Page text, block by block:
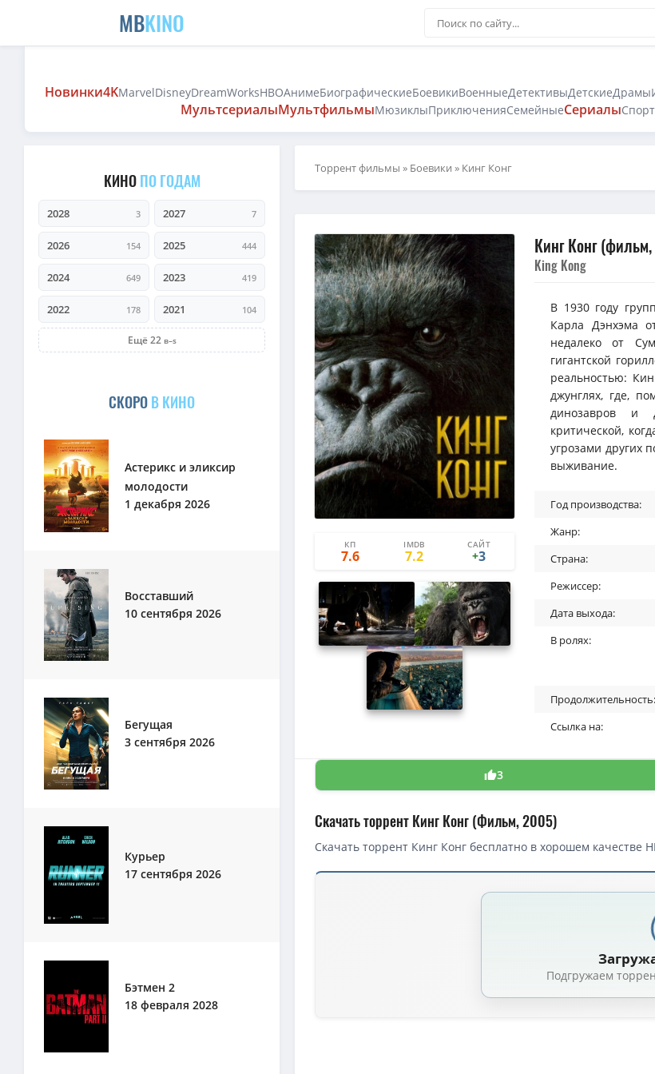
MBKINO
Новинки4KMarvelDisneyDreamWorksHBOАнимеБиографическиеБоевикиВоенныеДетективыДетскиеДрамы
МультсериалыМультфильмыМюзиклыПриключенияСемейныеСериалы
КИНОПО ГОДАМ
2028 3 2027 7
2026 154 2025 444
2024 649 2023 419
2022 178 2021 104
Ещё 22
СКОРОВ КИНО
Астерикс и эликсир
молодости
1 декабря 2026
Восставший
10 сентября 2026
Бегущая
3 сентября 2026
Курьер
17 сентября 2026
Бэтмен 2
18 февраля 2028
Торрент фильмы » Боевики » Кинг Конг
КП
7.6
IMDB
7.2
САЙТ
30
+3
Кинг Конг
King Kong
В 1930 году
Карла Дэнхэма
недалеко от
гигантской
реальностью:
джунглях, где,
динозавров и
критической,
угрозами других
выживание.
Год производства:
Жанр:
Страна:
Режиссер:
Дата выхода:
В ролях:
Продолжительность:
Ссылка на:
3
Скачать торрент Кинг Конг (Фильм, 2005)
Скачать торрент Кинг Конг бесплатно в хорошем качестве
Скачать торрент — Кинг Конг / King Kong (2005)
4K — Кинг Конг / King Kong (Питер Джексон / Peter Jackson) [2005,
1080p — Кинг Конг / King Kong [Extended Cut] (Питер Джексон /
Кинг Конг / King Kong (Питер Джексон / Peter Jackson) [2005,
4K — Кинг Конг / King Kong (Питер Джексон / Peter Jackson) [2005,
Подгружаем